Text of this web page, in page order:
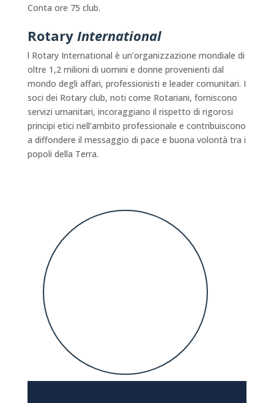
Conta ore 75 club.
Rotary International
l Rotary International è un’organizzazione mondiale di
oltre 1,2 milioni di uomini e donne provenienti dal
mondo degli affari, professionisti e leader comunitari. I
soci dei Rotary club, noti come Rotariani, forniscono
servizi umanitari, incoraggiano il rispetto di rigorosi
principi etici nell’ambito professionale e contribuiscono
a diffondere il messaggio di pace e buona volontà tra i
popoli della Terra.